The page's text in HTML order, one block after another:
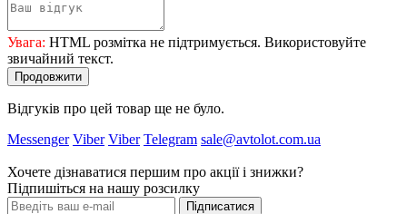
Увага: HTML розмітка не підтримується. Використовуйте
звичайний текст.
Продовжити
Відгуків про цей товар ще не було.
Messenger Viber Viber Telegram sale@avtolot.com.ua
Хочете дізнаватися першим про акції і знижки?
Підпишіться на нашу розсилку
Підписатися